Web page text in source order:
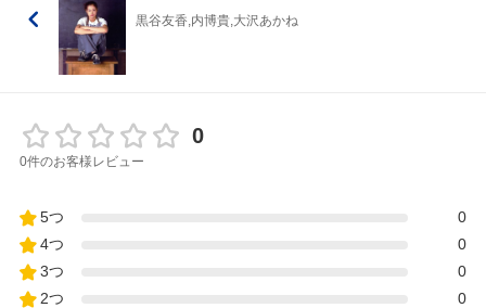
黒谷友香,内博貴,大沢あかね
0
0件のお客様レビュー
5つ
0
4つ
0
3つ
0
2つ
0